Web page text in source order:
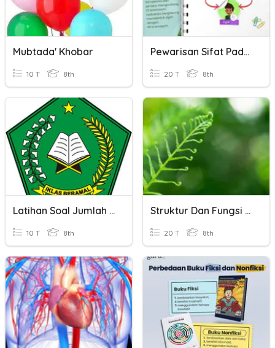
Mubtada' Khobar
10 T 8th
Pewarisan Sifat Pada Makhluk Hidup
20 T 8th
Latihan Soal Jumlah Ismiyyah
10 T 8th
Struktur Dan Fungsi Tumbuhan
20 T 8th